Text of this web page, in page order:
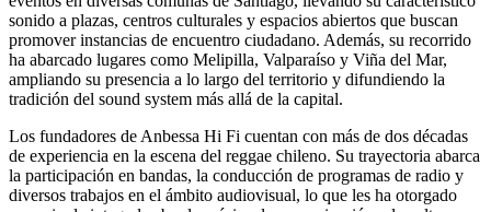
sonido a plazas, centros culturales y espacios abiertos que buscan
promover instancias de encuentro ciudadano. Además, su recorrido
ha abarcado lugares como Melipilla, Valparaíso y Viña del Mar,
ampliando su presencia a lo largo del territorio y difundiendo la
tradición del sound system más allá de la capital.
Los fundadores de Anbessa Hi Fi cuentan con más de dos décadas
de experiencia en la escena del reggae chileno. Su trayectoria abarca
la participación en bandas, la conducción de programas de radio y
diversos trabajos en el ámbito audiovisual, lo que les ha otorgado